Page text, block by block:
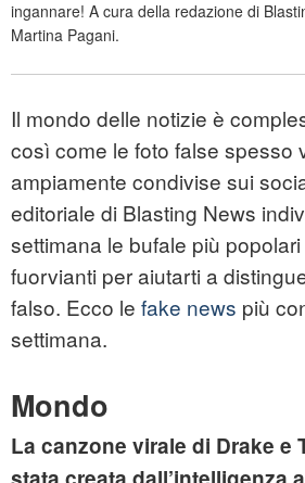
ingannare! A cura della redazione di
Martina Pagani.
Il mondo delle notizie è
così come le foto false spesso
ampiamente condivise sui
editoriale di Blasting News
settimana le bufale più
fuorvianti per aiutarti a
falso. Ecco le fake news più
settimana.
Mondo
La canzone virale di Drake e